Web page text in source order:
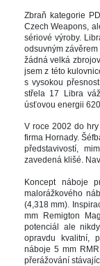
Zbraň kategorie
Czech Weapons,
ériové výroby.
odsuvným
žádná velká
jsem z této
vysokou
třela 17 Libra
úsťovou energii
V roce 2002 do
firma Hornady.
představivostí,
zavedená klišé.
Koncept náboje
malorážkového
(4,318 mm).
mm Remigton
potenciál ale
opravdu kvalitní,
náboje 5 mm
přerážování